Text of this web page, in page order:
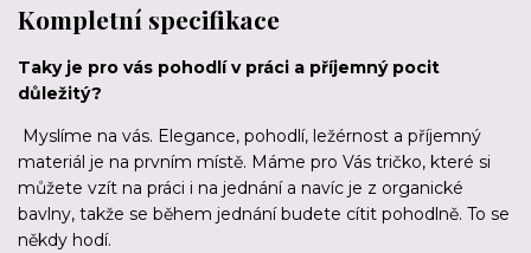
Kompletní specifikace
Taky je pro vás pohodlí v práci a příjemný pocit
důležitý?
Myslíme na vás. Elegance, pohodlí, ležérnost a příjemný
materiál je na prvním místě. Máme pro Vás tričko, které si
můžete vzít na práci i na jednání a navíc je z organické
bavlny, takže se během jednání budete cítit pohodlně. To se
někdy hodí.